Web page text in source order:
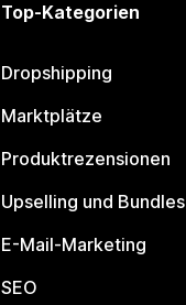
Top-Kategorien
Dropshipping
Marktplätze
Produktrezensionen
Upselling und Bundles
E-Mail-Marketing
SEO